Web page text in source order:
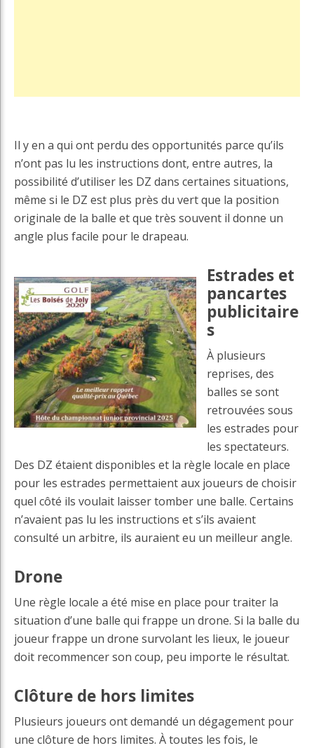
Il y en a qui ont perdu des opportunités parce qu’ils
n’ont pas lu les instructions dont, entre autres, la
possibilité d’utiliser les DZ dans certaines situations,
même si le DZ est plus près du vert que la position
originale de la balle et que très souvent il donne un
angle plus facile pour le drapeau.
Estrades et
pancartes
publicitaire
s
À plusieurs
reprises, des
balles se sont
retrouvées sous
les estrades pour
les spectateurs.
Des DZ étaient disponibles et la règle locale en place
pour les estrades permettaient aux joueurs de choisir
quel côté ils voulait laisser tomber une balle. Certains
n’avaient pas lu les instructions et s’ils avaient
consulté un arbitre, ils auraient eu un meilleur angle.
Drone
Une règle locale a été mise en place pour traiter la
situation d’une balle qui frappe un drone. Si la balle du
joueur frappe un drone survolant les lieux, le joueur
doit recommencer son coup, peu importe le résultat.
Clôture de hors limites
Plusieurs joueurs ont demandé un dégagement pour
une clôture de hors limites. À toutes les fois, le